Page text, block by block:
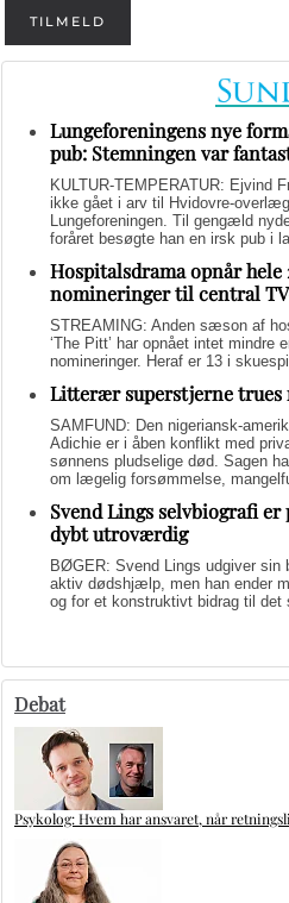
TILMELD
Lungeforeningens nye
pub: Stemningen var
KULTUR-TEMPERATUR: Ejvind
ikke gået i arv til Hvidovre-
Lungeforeningen. Til gengæld
foråret besøgte han en irsk pub i
Hospitalsdrama opnår hele
nomineringer til central
STREAMING: Anden sæson af
‘The Pitt’ har opnået intet mindre
nomineringer. Heraf er 13 i
Litterær superstjerne trues
SAMFUND: Den nigeriansk-
Adichie er i åben konflikt med
sønnens pludselige død. Sagen
om lægelig forsømmelse,
Svend Lings selvbiografi
dybt utroværdig
BØGER: Svend Lings udgiver sin
aktiv dødshjælp, men han ender
og for et konstruktivt bidrag til
Debat
Psykolog: Hvem har ansvaret, når